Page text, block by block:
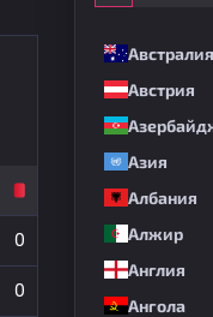
0
0
Австралия
Австрия
Азия
Албания
Алжир
Англия
Ангола